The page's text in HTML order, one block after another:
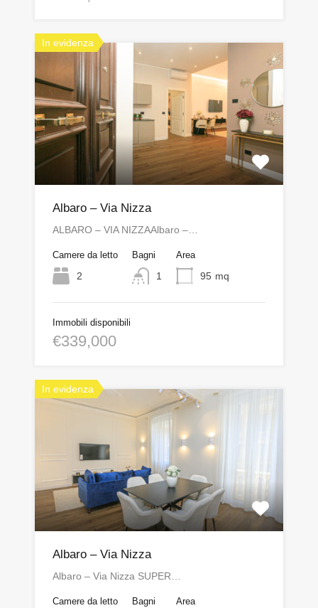
In evidenza
Albaro – Via Nizza
ALBARO – VIA NIZZAAlbaro –…
Camere da letto
2
Bagni
1
Area
95 mq
Immobili disponibili
€339,000
In evidenza
Albaro – Via Nizza
Albaro – Via Nizza SUPER…
Camere da letto Bagni Area